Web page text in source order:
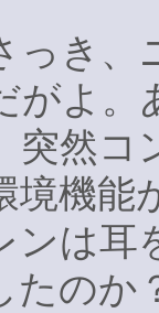
っき
がよ。
突然コ
境機能
は耳
たのか